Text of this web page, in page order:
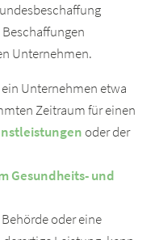
Unternehmen.
Unternehmen etwa
Zeitraum für einen
oder der
Gesundheits- und
oder eine